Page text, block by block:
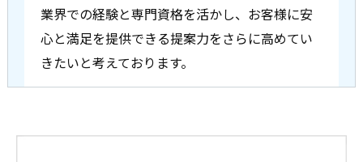
業界での経験と専門資格を活かし、お客様に安
心と満足を提供できる提案力をさらに高めてい
きたいと考えております。